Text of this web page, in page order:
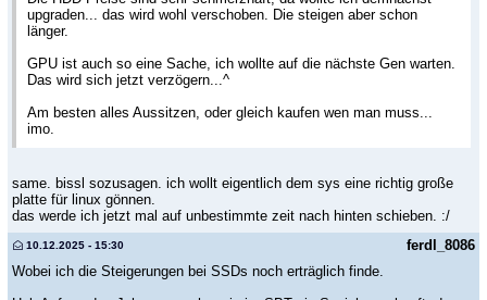
upgraden... das wird wohl verschoben. Die steigen aber schon
länger.
GPU ist auch so eine Sache, ich wollte auf die nächste Gen warten.
Das wird sich jetzt verzögern...^
Am besten alles Aussitzen, oder gleich kaufen wen man muss...
imo.
same. bissl sozusagen. ich wollt eigentlich dem sys eine richtig große
platte für linux gönnen.
das werde ich jetzt mal auf unbestimmte zeit nach hinten schieben. :/
ferdl_8086
10.12.2025 - 15:30
Wobei ich die Steigerungen bei SSDs noch erträglich finde.